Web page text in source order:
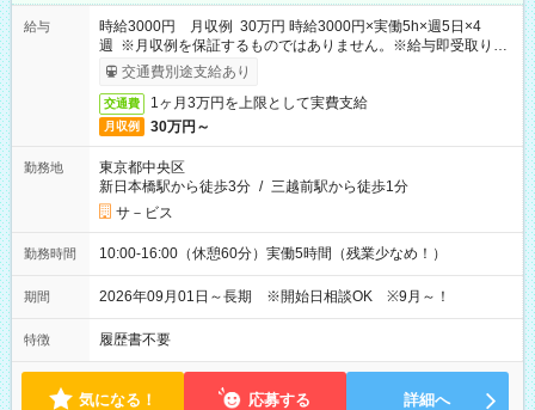
給与
時給3000円 月収例 30万円 時給3000円×実働5h×週5日×4
週 ※月収例を保証するものではありません。※給与即受取りサ
ービス利用可（利用条件有）
交通費別途支給あり
交通費 1ヶ月3万円を上限として実費支給
月収例 30万円～
勤務地
東京都中央区
新日本橋駅から徒歩3分 / 三越前駅から徒歩1分
サ－ビス
勤務時間 10:00-16:00（休憩60分）実働5時間（残業少なめ！）
期間 2026年09月01日～長期 ※開始日相談OK ※9月～！
特徴 履歴書不要
気になる！ 応募する 詳細へ